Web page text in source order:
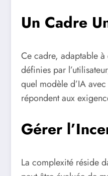
Un Cadre
Ce cadre, adaptable à
définies par
quel modèle d’IA
répondent aux
Gérer
La complexité réside